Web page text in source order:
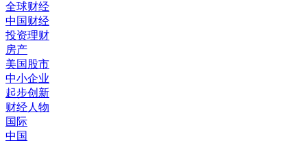
全球财经
中国财经
投资理财
房产
美国股市
中小企业
起步创新
财经人物
国际
中国